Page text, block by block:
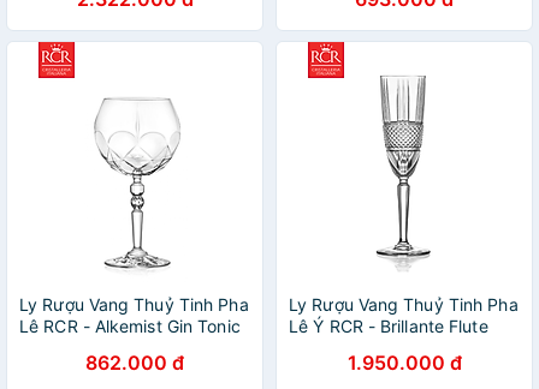
Ly Rượu Vang Thuỷ Tinh Pha
Lê RCR - Alkemist Gin Tonic
862.000 đ
Ly Rượu Vang Thuỷ Tinh Pha
Lê Ý RCR - Brillante Flute
1.950.000 đ